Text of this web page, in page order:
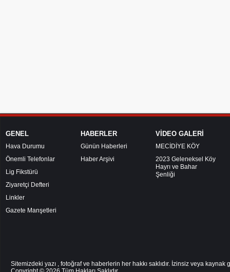
GENEL
Hava Durumu
Önemli Telefonlar
Lig Fikstürü
Ziyaretçi Defteri
Linkler
Gazete Manşetleri
HABERLER
Günün Haberleri
Haber Arşivi
VİDEO GALERİ
MECİDİYE KÖY
2023 Geleneksel Köy
Hayrı ve Bahar
Şenliği
Sitemizdeki yazı , fotoğraf ve haberlerin her hakkı saklıdır. İzinsiz veya